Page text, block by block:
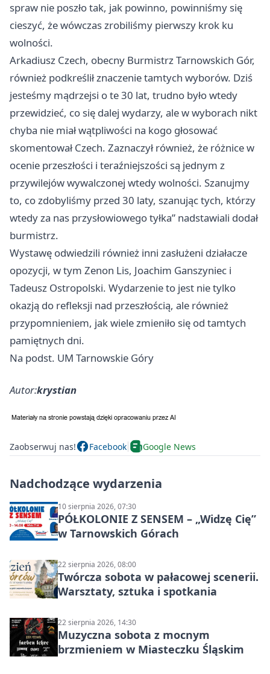
spraw nie poszło tak, jak powinno, powinniśmy się
cieszyć, że wówczas zrobiliśmy pierwszy krok ku
wolności.
Arkadiusz Czech, obecny Burmistrz Tarnowskich Gór,
również podkreślił znaczenie tamtych wyborów. Dziś
jesteśmy mądrzejsi o te 30 lat, trudno było wtedy
przewidzieć, co się dalej wydarzy, ale w wyborach nikt
chyba nie miał wątpliwości na kogo głosować
skomentował Czech. Zaznaczył również, że różnice w
ocenie przeszłości i teraźniejszości są jednym z
przywilejów wywalczonej wtedy wolności. Szanujmy
to, co zdobyliśmy przed 30 laty, szanując tych, którzy
wtedy za nas przysłowiowego tyłka” nadstawiali dodał
burmistrz.
Wystawę odwiedzili również inni zasłużeni działacze
opozycji, w tym Zenon Lis, Joachim Ganszyniec i
Tadeusz Ostropolski. Wydarzenie to jest nie tylko
okazją do refleksji nad przeszłością, ale również
przypomnieniem, jak wiele zmieniło się od tamtych
pamiętnych dni.
Na podst. UM Tarnowskie Góry
Autor:krystian
Zaobserwuj nas! Facebook Google News
Nadchodzące wydarzenia
10 sierpnia 2026, 07:30
PÓŁKOLONIE Z SENSEM – „Widzę Cię”
w Tarnowskich Górach
22 sierpnia 2026, 08:00
Twórcza sobota w pałacowej scenerii.
Warsztaty, sztuka i spotkania
22 sierpnia 2026, 14:30
Muzyczna sobota z mocnym
brzmieniem w Miasteczku Śląskim